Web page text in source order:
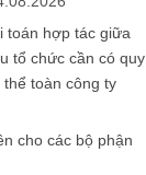
toán hợp tác giữa
tổ chức cần có quy
toàn công ty
cho các bộ phận